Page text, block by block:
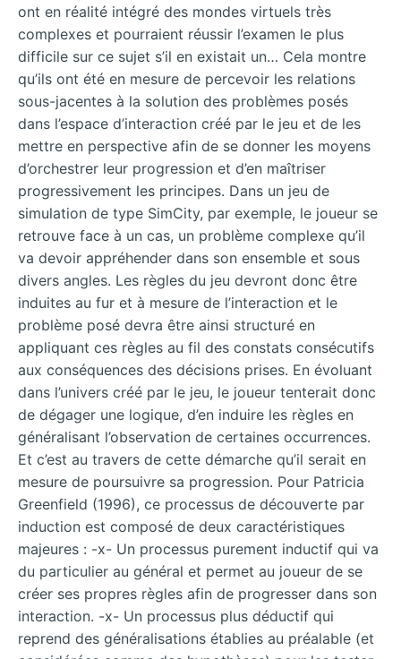
ont en réalité intégré des mondes virtuels très
complexes et pourraient réussir l’examen le plus
difficile sur ce sujet s’il en existait un… Cela montre
qu’ils ont été en mesure de percevoir les relations
sous-jacentes à la solution des problèmes posés
dans l’espace d’interaction créé par le jeu et de les
mettre en perspective afin de se donner les moyens
d’orchestrer leur progression et d’en maîtriser
progressivement les principes. Dans un jeu de
simulation de type SimCity, par exemple, le joueur se
retrouve face à un cas, un problème complexe qu’il
va devoir appréhender dans son ensemble et sous
divers angles. Les règles du jeu devront donc être
induites au fur et à mesure de l’interaction et le
problème posé devra être ainsi structuré en
appliquant ces règles au fil des constats consécutifs
aux conséquences des décisions prises. En évoluant
dans l’univers créé par le jeu, le joueur tenterait donc
de dégager une logique, d’en induire les règles en
généralisant l’observation de certaines occurrences.
Et c’est au travers de cette démarche qu’il serait en
mesure de poursuivre sa progression. Pour Patricia
Greenfield (1996), ce processus de découverte par
induction est composé de deux caractéristiques
majeures : -x- Un processus purement inductif qui va
du particulier au général et permet au joueur de se
créer ses propres règles afin de progresser dans son
interaction. -x- Un processus plus déductif qui
reprend des généralisations établies au préalable (et